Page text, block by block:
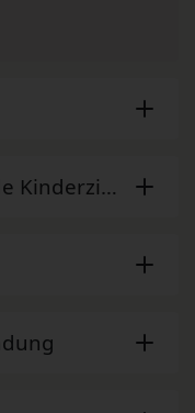
Kinderzimmer